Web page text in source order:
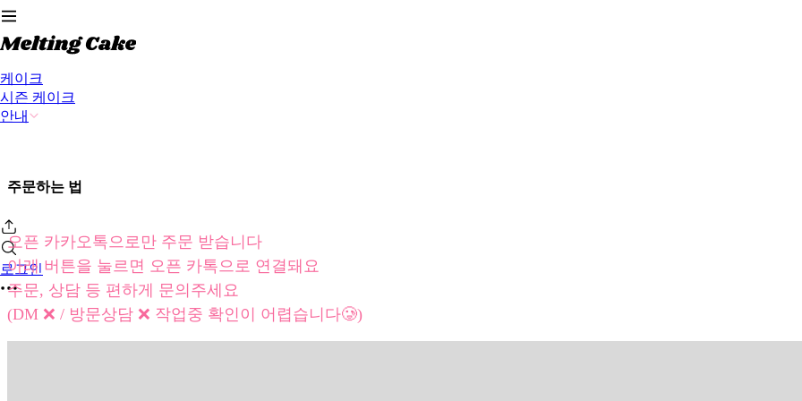
케이크
시즌 케이크
안내
로그인
주문하는 법
오픈 카카오톡으로만 주문 받습니다
아래 버튼을 눌르면 오픈 카톡으로 연결돼요
주문, 상담 등 편하게 문의주세요
(DM ❌ / 방문상담 ❌ 작업중 확인이 어렵습니다🥲)